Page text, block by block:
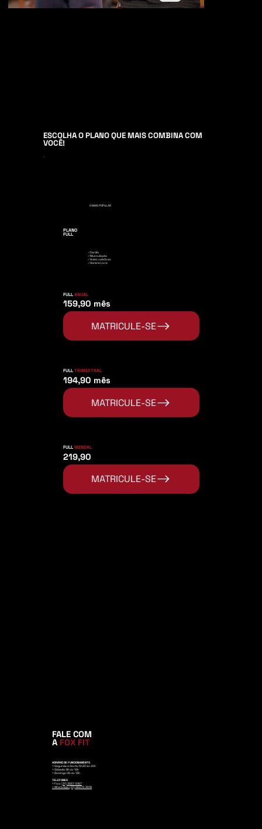
ESCOLHA O PLANO QUE MAIS COMBINA COM
VOCÊ!
O MAIS POPULAR
PLANO
FULL
✅Cardio
✅Musculação
✅Aulas coletivas
✅Horário Livre
FULL ANUAL
159,90 mês
FULL TRIMESTRAL
194,90 mês
FULL MENSAL
219,90
FALE COM
A FOX FIT
HORÁRIO DE FUNCIONAMENTO
> Segunda a Sexta: 5h30 às 22h
> Sábado: 8h às 14h
> Domingo: 9h às 13h
TELEFONES
> Fixo: (31) 3567-5167
> WhatsApp: (31) 98376-3618